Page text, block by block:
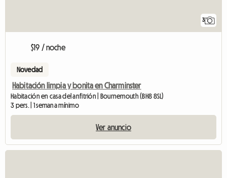
3
$19 / noche
Novedad
Habitación limpia y bonita en Charminster
Habitación en casa del anfitrión | Bournemouth (BH8 8SL)
3 pers. | 1 semana mínimo
Ver anuncio